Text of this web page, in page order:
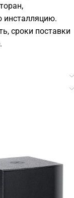
инсталляцию.
сроки поставки